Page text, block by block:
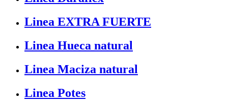
Linea EXTRA FUERTE
Linea Hueca natural
Linea Maciza natural
Linea Potes